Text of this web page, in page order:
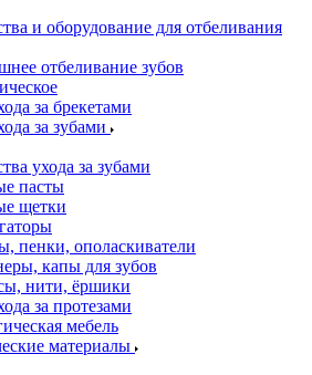
и оборудование для отбеливания
отбеливание зубов
за брекетами
за зубами
ухода за зубами
пасты
щетки
пенки, ополаскиватели
капы для зубов
нити, ёршики
за протезами
мебель
материалы